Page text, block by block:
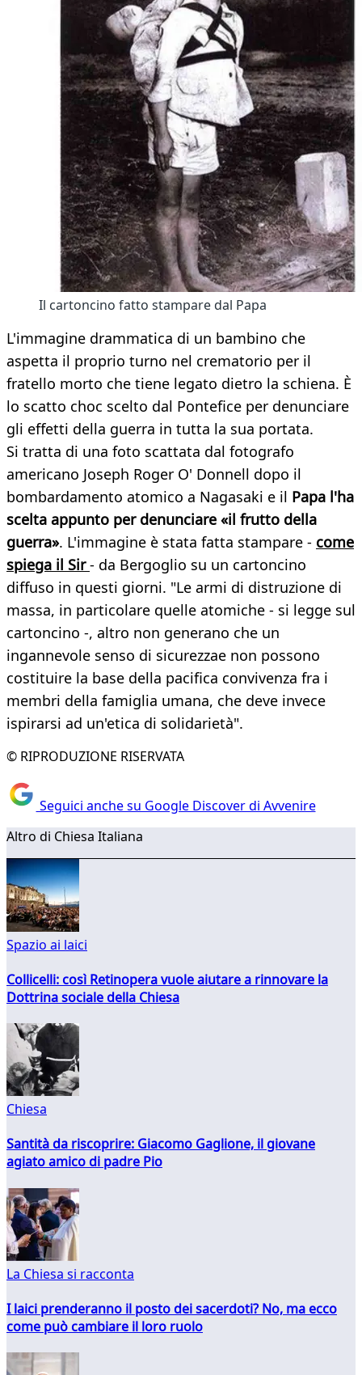
Il cartoncino fatto stampare dal Papa
L'immagine drammatica di un bambino che
aspetta il proprio turno nel crematorio per il
fratello morto che tiene legato dietro la schiena. È
lo scatto choc scelto dal Pontefice per denunciare
gli effetti della guerra in tutta la sua portata.
Si tratta di una foto scattata dal fotografo
americano Joseph Roger O' Donnell dopo il
bombardamento atomico a Nagasaki e il Papa l'ha
scelta appunto per denunciare «il frutto della
guerra». L'immagine è stata fatta stampare - come
spiega il Sir- da Bergoglio su un cartoncino
diffuso in questi giorni. "Le armi di distruzione di
massa, in particolare quelle atomiche - si legge sul
cartoncino -, altro non generano che un
ingannevole senso di sicurezzae non possono
costituire la base della pacifica convivenza fra i
membri della famiglia umana, che deve invece
ispirarsi ad un'etica di solidarietà".​
© RIPRODUZIONE RISERVATA
Seguici anche su Google Discover di Avvenire
Altro di Chiesa Italiana
Spazio ai laici
Collicelli: così Retinopera vuole aiutare a rinnovare la
Dottrina sociale della Chiesa
Chiesa
Santità da riscoprire: Giacomo Gaglione, il giovane
agiato amico di padre Pio
La Chiesa si racconta
I laici prenderanno il posto dei sacerdoti? No, ma ecco
come può cambiare il loro ruolo